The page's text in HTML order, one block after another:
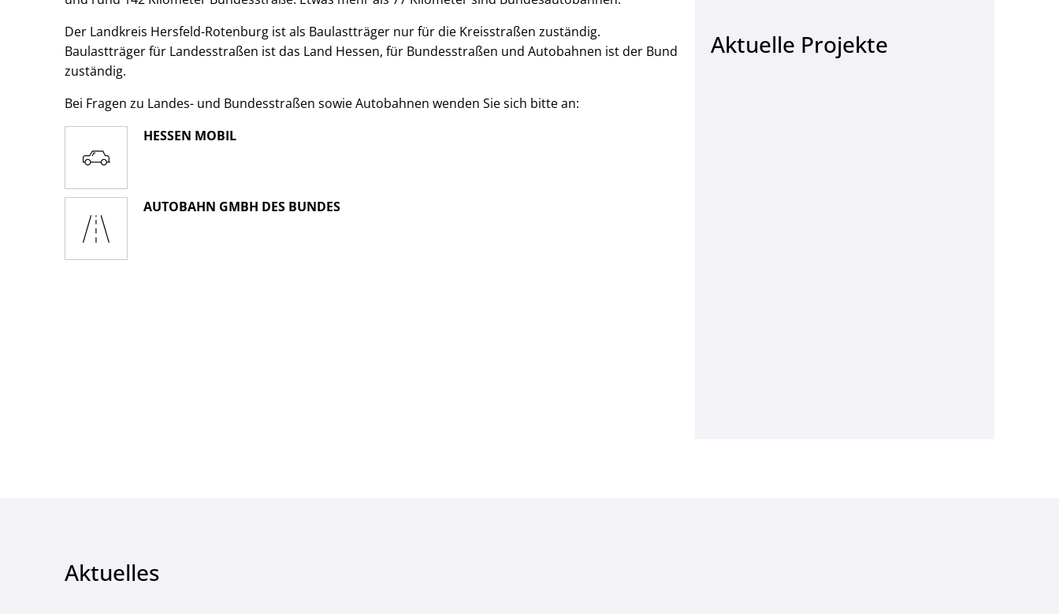
Der Landkreis Hersfeld-Rotenburg ist als Baulastträger nur für die Kreisstraßen zuständig.
Baulastträger für Landesstraßen ist das Land Hessen, für Bundesstraßen und Autobahnen ist der Bund
zuständig.
Bei Fragen zu Landes- und Bundesstraßen sowie Autobahnen wenden Sie sich bitte an:
HESSEN MOBIL
AUTOBAHN GMBH DES BUNDES
Aktuelle Projekte
Aktuelles